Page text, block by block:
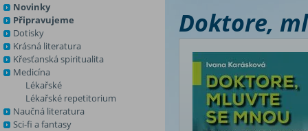
Novinky
Připravujeme
Dotisky
Krásná literatura
Křesťanská spiritualita
Medicína
Lékařské
Lékařské repetitorium
Naučná literatura
Sci-fi a fantasy
Doktore,